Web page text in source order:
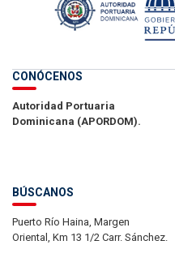
CONÓCENOS
Autoridad Portuaria
Dominicana (APORDOM).
BÚSCANOS
Puerto Río Haina, Margen
Oriental, Km 13 1/2 Carr. Sánchez.